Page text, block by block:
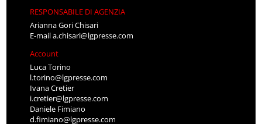
RESPONSABILE DI AGENZIA
Arianna Gori Chisari
E-maila.chisari@lgpresse.com
Account
Luca Torino
l.torino@lgpresse.com
Ivana Cretier
i.cretier@lgpresse.com
Daniele Fimiano
d.fimiano@lgpresse.com